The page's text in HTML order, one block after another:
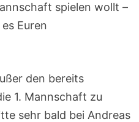
spielen wollt –
Euren
den bereits
1. Mannschaft zu
sehr bald bei Andreas